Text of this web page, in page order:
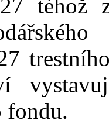
téhož
fondu.